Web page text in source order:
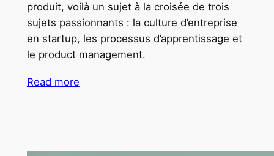
produit, voilà un sujet à la croisée de trois
sujets passionnants : la culture d’entreprise
en startup, les processus d’apprentissage et
le product management.
Read more